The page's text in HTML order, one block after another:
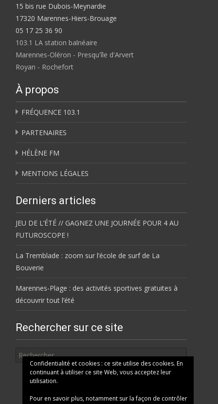
15 bis rue Dubois-Meynardie
17320 Marennes-Hiers-Brouage
05 17 25 36 90
103.1 LA station balnéaire
Marennes-Oléron - Presqu'île d'Arvert
Royan - Rochefort
À propos
FRÉQUENCE 103.1
PARTENAIRES
HÉLÈNE FM
MENTIONS LÉGALES
Derniers articles
JEU DE L’ÉTÉ // GAGNEZ UNE JOURNÉE POUR 4 AU
FUTUROSCOPE !
La Tremblade : zoom sur l’école de surf de La
Bouverie
Marennes-Plage : des activités sportives gratuites à
découvrir tout l’été
Rechercher sur ce site
Confidentialité et cookies : ce site utilise des cookies. En
continuant à utiliser ce site Web, vous acceptez leur
utilisation.
Pour en savoir plus, notamment sur la façon de contrôler